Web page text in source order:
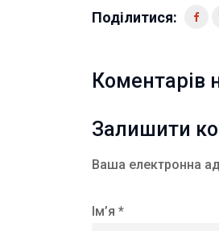
Поділитися:
Коментарів
Залишити
Ваша електронна
Ім’я *